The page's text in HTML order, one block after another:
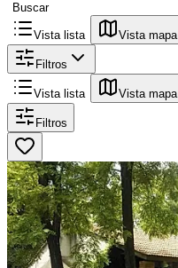
Buscar
Vista lista Vista mapa
Filtros
Vista lista Vista mapa
Filtros